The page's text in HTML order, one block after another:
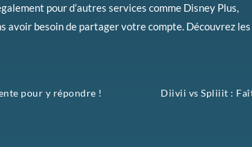
pour d’autres services comme Disney Plus,
avoir besoin de partager votre compte. Découvrez les
pour y répondre ! Diivii vs Spliiit :